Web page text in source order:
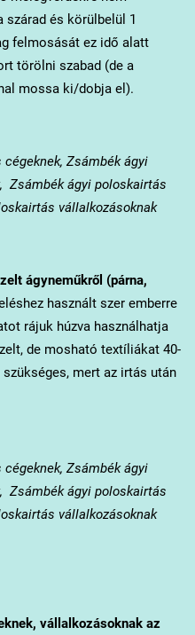
szárad és körülbelül 1
felmosását ez idő alatt
törölni szabad (de a
mossa ki/dobja el).
Zsámbék ágyi
Zsámbék ágyi poloskairtás
vállalkozásoknak
ágyneműkről (párna,
használt szer emberre
rájuk húzva használhatja
de mosható textíliákat 40-
mert az irtás után
Zsámbék ágyi
Zsámbék ágyi poloskairtás
vállalkozásoknak
vállalkozásoknak az